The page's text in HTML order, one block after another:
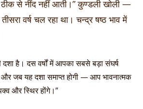
ठीक से नींद नहीं आती।” कुण्डली खोली —
वर्ष चल रहा था। चन्द्र षष्ठ भाव में
है। दस वर्षों में आपका सबसे बड़ा संघर्ष
और जब यह दशा समाप्त होगी — आप भावनात्मक
और स्थिर होंगे।”